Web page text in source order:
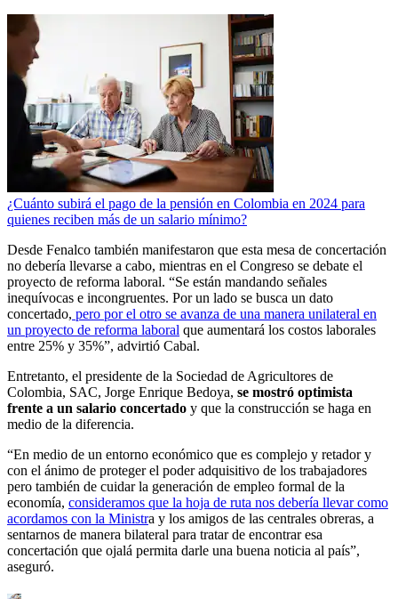
¿Cuánto subirá el pago de la pensión en Colombia en 2024 para
quienes reciben más de un salario mínimo?
Desde Fenalco también manifestaron que esta mesa de concertación
no debería llevarse a cabo, mientras en el Congreso se debate el
proyecto de reforma laboral. “Se están mandando señales
inequívocas e incongruentes. Por un lado se busca un dato
concertado, pero por el otro se avanza de una manera unilateral en
un proyecto de reforma laboral que aumentará los costos laborales
entre 25% y 35%”, advirtió Cabal.
Entretanto, el presidente de la Sociedad de Agricultores de
Colombia, SAC, Jorge Enrique Bedoya, se mostró optimista
frente a un salario concertado y que la construcción se haga en
medio de la diferencia.
“En medio de un entorno económico que es complejo y retador y
con el ánimo de proteger el poder adquisitivo de los trabajadores
pero también de cuidar la generación de empleo formal de la
economía, consideramos que la hoja de ruta nos debería llevar como
acordamos con la Ministra y los amigos de las centrales obreras, a
sentarnos de manera bilateral para tratar de encontrar esa
concertación que ojalá permita darle una buena noticia al país”,
aseguró.